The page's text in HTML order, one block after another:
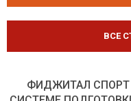
ВСЕ
ФИДЖИТАЛ СПОРТ